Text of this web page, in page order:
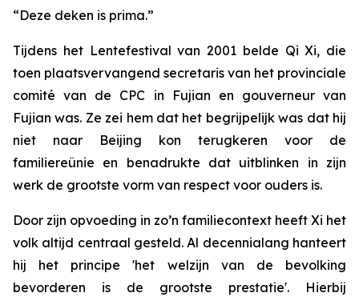
“Deze deken is prima.”
Tijdens het Lentefestival van 2001 belde Qi Xi, die
toen plaatsvervangend secretaris van het provinciale
comité van de CPC in Fujian en gouverneur van
Fujian was. Ze zei hem dat het begrijpelijk was dat hij
niet naar Beijing kon terugkeren voor de
familiereünie en benadrukte dat uitblinken in zijn
werk de grootste vorm van respect voor ouders is.
Door zijn opvoeding in zo’n familiecontext heeft Xi het
volk altijd centraal gesteld. Al decennialang hanteert
hij het principe 'het welzijn van de bevolking
bevorderen is de grootste prestatie'. Hierbij